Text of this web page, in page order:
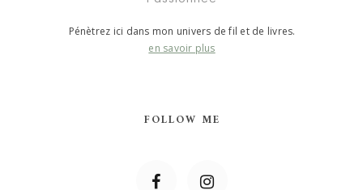
Pénètrez ici dans mon univers de fil et de livres.
en savoir plus
FOLLOW ME